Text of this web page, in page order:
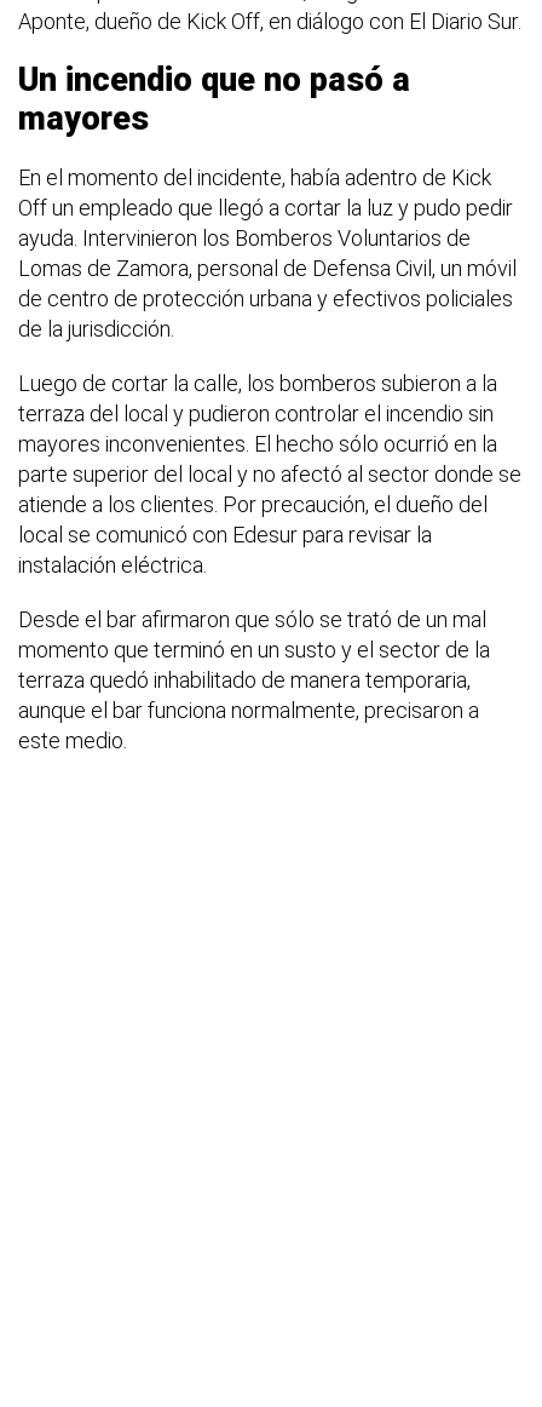
Aponte, dueño de Kick Off, en diálogo con El Diario Sur.
Un incendio que no pasó a
mayores
En el momento del incidente, había adentro de Kick
Off un empleado que llegó a cortar la luz y pudo pedir
ayuda. Intervinieron los Bomberos Voluntarios de
Lomas de Zamora, personal de Defensa Civil, un móvil
de centro de protección urbana y efectivos policiales
de la jurisdicción.
Luego de cortar la calle, los bomberos subieron a la
terraza del local y pudieron controlar el incendio sin
mayores inconvenientes. El hecho sólo ocurrió en la
parte superior del local y no afectó al sector donde se
atiende a los clientes. Por precaución, el dueño del
local se comunicó con Edesur para revisar la
instalación eléctrica.
Desde el bar afirmaron que sólo se trató de un mal
momento que terminó en un susto y el sector de la
terraza quedó inhabilitado de manera temporaria,
aunque el bar funciona normalmente, precisaron a
este medio.